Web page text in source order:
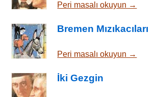
Peri masalı okuyun →
Bremen Mızıkacıları
Peri masalı okuyun →
İki Gezgin